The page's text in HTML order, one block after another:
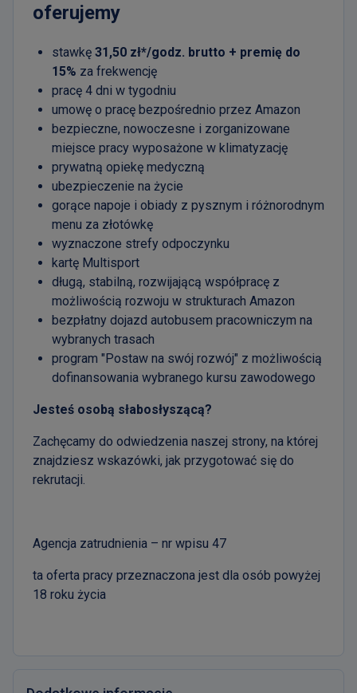
oferujemy
stawkę 31,50 zł*/godz. brutto + premię do
15% za frekwencję
pracę 4 dni w tygodniu
umowę o pracę bezpośrednio przez Amazon
bezpieczne, nowoczesne i zorganizowane
miejsce pracy wyposażone w klimatyzację
prywatną opiekę medyczną
ubezpieczenie na życie
gorące napoje i obiady z pysznym i różnorodnym
menu za złotówkę
wyznaczone strefy odpoczynku
kartę Multisport
długą, stabilną, rozwijającą współpracę z
możliwością rozwoju w strukturach Amazon
bezpłatny dojazd autobusem pracowniczym na
wybranych trasach
program "Postaw na swój rozwój" z możliwością
dofinansowania wybranego kursu zawodowego
Jesteś osobą słabosłyszącą?
Zachęcamy do odwiedzenia naszej strony, na której
znajdziesz wskazówki, jak przygotować się do
rekrutacji.
Agencja zatrudnienia – nr wpisu 47
ta oferta pracy przeznaczona jest dla osób powyżej
18 roku życia